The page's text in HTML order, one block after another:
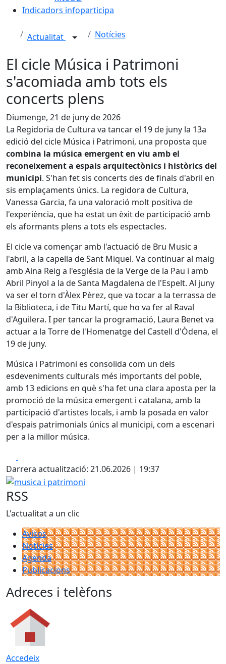
Indicadors infoparticipa
Actualitat Notícies
El cicle Música i Patrimoni
s'acomiada amb tots els
concerts plens
Diumenge, 21 de juny de 2026
La Regidoria de Cultura va tancar el 19 de juny la 13a
edició del cicle Música i Patrimoni, una proposta que
combina la música emergent en viu amb el
reconeixement a espais arquitectònics i històrics del
municipi. S'han fet sis concerts des de finals d'abril en
sis emplaçaments únics. La regidora de Cultura,
Vanessa Garcia, fa una valoració molt positiva de
l'experiència, que ha estat un èxit de participació amb
els aformants plens a tots els espectacles.
El cicle va començar amb l'actuació de Bru Music a
l'abril, a la capella de Sant Miquel. Va continuar al maig
amb Aina Reig a l'església de la Verge de la Pau i amb
Abril Pinyol a la de Santa Magdalena de l'Espelt. Al juny
va ser el torn d'Àlex Pèrez, que va tocar a la terrassa de
la Biblioteca, i de Titu Martí, que ho va fer al Raval
d'Aguilera. I per tancar la programació, Laura Benet va
actuar a la Torre de l'Homenatge del Castell d'Òdena, el
19 de juny.
Música i Patrimoni es consolida com un dels
esdeveniments culturals més importants del poble,
amb 13 edicions en què s'ha fet una clara aposta per la
promoció de la música emergent i catalana, amb la
participació d'artistes locals, i amb la posada en valor
d'espais patrimonials únics al municipi, com a escenari
per a la millor música.
Darrera actualització: 21.06.2026 | 19:37
musica i patrimoni
RSS
L'actualitat a un clic
Avisos
Notícies
Agenda
Publicacions
Adreces i telèfons
Accedeix